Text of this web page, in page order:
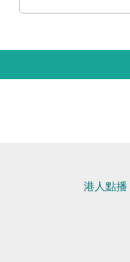
港人點播